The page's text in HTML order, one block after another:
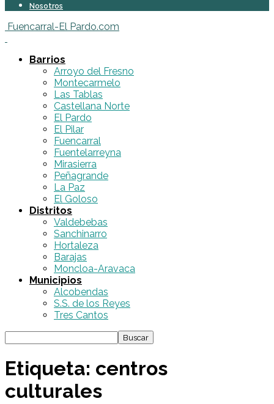
Nosotros
Fuencarral-El Pardo.com
Barrios
Arroyo del Fresno
Montecarmelo
Las Tablas
Castellana Norte
El Pardo
El Pilar
Fuencarral
Fuentelarreyna
Mirasierra
Peñagrande
La Paz
El Goloso
Distritos
Valdebebas
Sanchinarro
Hortaleza
Barajas
Moncloa-Aravaca
Municipios
Alcobendas
S.S. de los Reyes
Tres Cantos
Etiqueta: centros
culturales